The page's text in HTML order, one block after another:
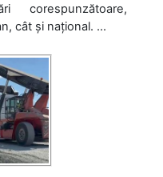
cât și național. ...